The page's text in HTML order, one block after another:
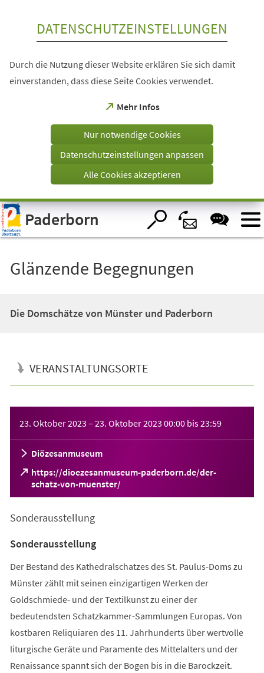
Visuelle
Assistenzsoftware
öffnen.
DATENSCHUTZEINSTELLUNGEN
Durch die Nutzung dieser Website erklären Sie sich damit
einverstanden, dass diese Seite Cookies verwendet.
Mehr Infos
(Öffnet
einem
Tab)
Nur notwendige Cookies
Datenschutzeinstellungen anpassen
Alle Cookies akzeptieren
Paderborn
Glänzende Begegnungen
Die Domschätze von Münster und Paderborn
VERANSTALTUNGSORTE
23. Oktober 2023 – 23. Oktober 2023 00:00 bis23:59
Diözesanmuseum
https://dioezesanmuseum-paderborn.de/der-
schatz-von-muenster/
(Öffnet
in
neuen
Sonderausstellung
Sonderausstellung
Der Bestand des Kathedralschatzes des St. Paulus-Doms zu
Münster zählt mit seinen einzigartigen Werken der
Goldschmiede- und der Textilkunst zu einer der
bedeutendsten Schatzkammer-Sammlungen Europas. Von
kostbaren Reliquiaren des 11. Jahrhunderts über wertvolle
liturgische Geräte und Paramente des Mittelalters und der
Renaissance spannt sich der Bogen bis in die Barockzeit.